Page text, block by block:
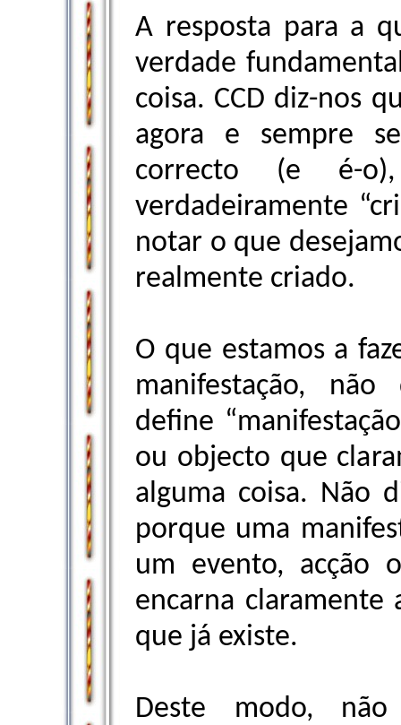
A resposta para a
verdade
coisa. CCD diz-nos
agora e sempre
correcto (e é-
verdadeiramente
notar o que
realmente criado.
O que estamos a
manifestação,
define
ou objecto que
alguma coisa. Não
porque uma
um evento, acção
encarna claramente
que já existe.
Deste modo,